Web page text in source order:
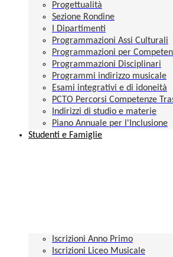
Progettualità
Sezione Rondine
I Dipartimenti
Programmazioni Assi Culturali
Programmazioni per
Programmazioni Disciplinari
Programmi indirizzo musicale
Esami integrativi e di idoneità
PCTO Percorsi Competenze
Indirizzi di studio e materie
Piano Annuale per l'Inclusione
Studenti e Famiglie
Iscrizioni Anno Primo
Iscrizioni Liceo Musicale